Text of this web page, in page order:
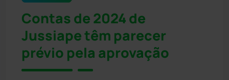
Contas de 2024 de
Jussiape têm parecer
prévio pela aprovação